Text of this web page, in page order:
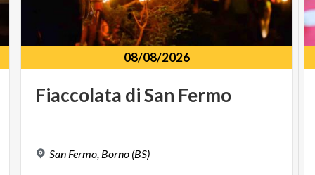
08/08/2026
Fiaccolata diSan Fermo
San Fermo, Borno (BS)